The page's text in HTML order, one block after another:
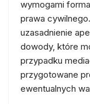
wymogami
prawa
uzasadnienie
dowody, które
przypadku
przygotowane
ewentualnych